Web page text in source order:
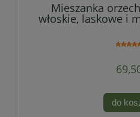
Mieszanka
włoskie, laskowe i
do